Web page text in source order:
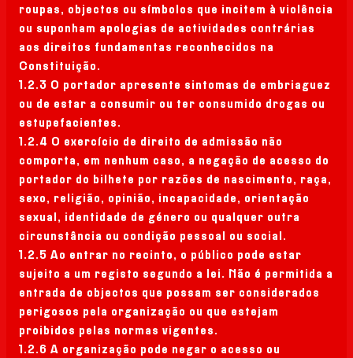
roupas, objectos ou símbolos que incitem à violência
ou suponham apologias de actividades contrárias
aos direitos fundamentas reconhecidos na
Constituição.
1.2.3 O portador apresente sintomas de embriaguez
ou de estar a consumir ou ter consumido drogas ou
estupefacientes.
1.2.4 O exercício de direito de admissão não
comporta, em nenhum caso, a negação de acesso do
portador do bilhete por razões de nascimento, raça,
sexo, religião, opinião, incapacidade, orientação
sexual, identidade de género ou qualquer outra
circunstância ou condição pessoal ou social.
1.2.5 Ao entrar no recinto, o público pode estar
sujeito a um registo segundo a lei. Não é permitida a
entrada de objectos que possam ser considerados
perigosos pela organização ou que estejam
proibidos pelas normas vigentes.
1.2.6 A organização pode negar o acesso ou